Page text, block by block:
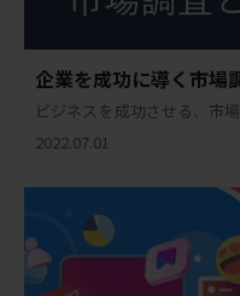
企業を成功に導く市場
ビジネスを成功させる、市
2022.07.01